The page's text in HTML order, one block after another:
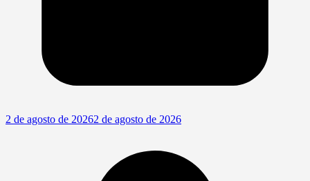
2 de agosto de 20262 de agosto de 2026